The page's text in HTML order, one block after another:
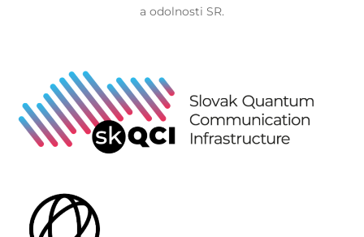
a odolnosti SR.